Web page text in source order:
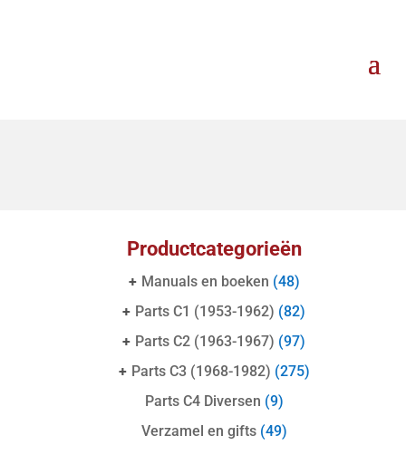
Productcategorieën
+ Manuals en boeken (48)
+ Parts C1 (1953-1962) (82)
+ Parts C2 (1963-1967) (97)
+ Parts C3 (1968-1982) (275)
Parts C4 Diversen (9)
Verzamel en gifts (49)